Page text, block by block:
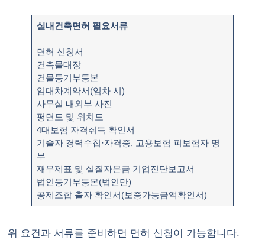
실내건축면허 필요서류
면허 신청서
건축물대장
건물등기부등본
임대차계약서(임차 시)
사무실 내외부 사진
평면도 및 위치도
4대보험 자격취득 확인서
기술자 경력수첩·자격증, 고용보험 피보험자 명
부
재무제표 및 실질자본금 기업진단보고서
법인등기부등본(법인만)
공제조합 출자 확인서(보증가능금액확인서)
위 요건과 서류를 준비하면 면허 신청이 가능합니다.